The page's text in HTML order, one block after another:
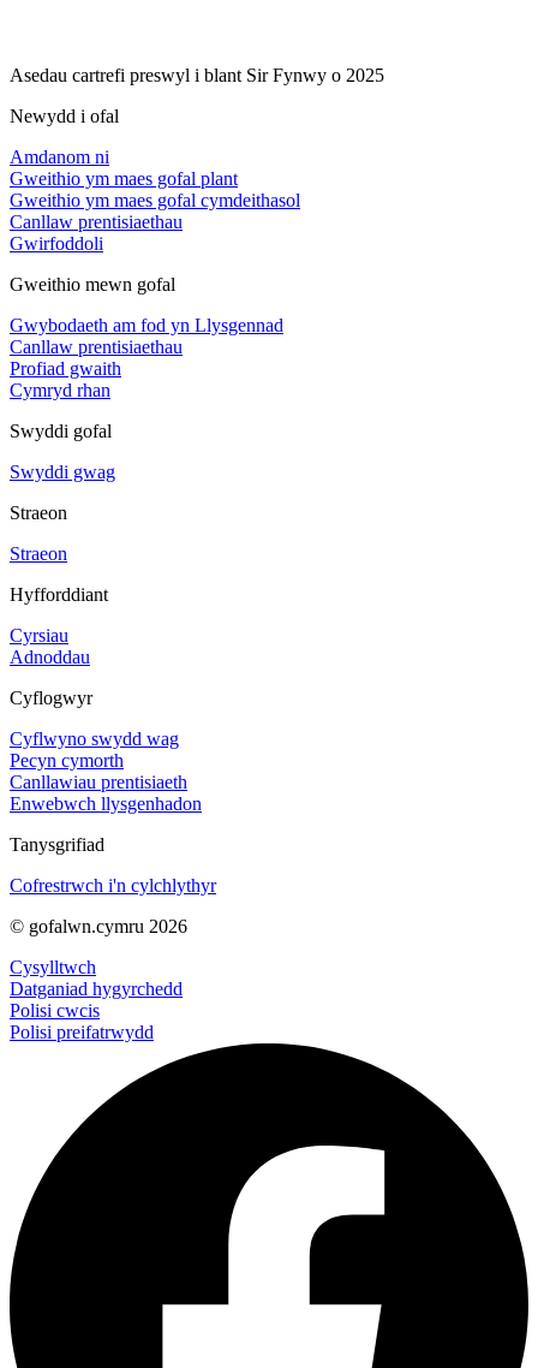
Asedau cartrefi preswyl i blant Sir Fynwy o 2025
Newydd i ofal
Amdanom ni
Gweithio ym maes gofal plant
Gweithio ym maes gofal cymdeithasol
Canllaw prentisiaethau
Gwirfoddoli
Gweithio mewn gofal
Gwybodaeth am fod yn Llysgennad
Canllaw prentisiaethau
Profiad gwaith
Cymryd rhan
Swyddi gofal
Swyddi gwag
Straeon
Straeon
Hyfforddiant
Cyrsiau
Adnoddau
Cyflogwyr
Cyflwyno swydd wag
Pecyn cymorth
Canllawiau prentisiaeth
Enwebwch llysgenhadon
Tanysgrifiad
Cofrestrwch i'n cylchlythyr
© gofalwn.cymru 2026
Cysylltwch
Datganiad hygyrchedd
Polisi cwcis
Polisi preifatrwydd